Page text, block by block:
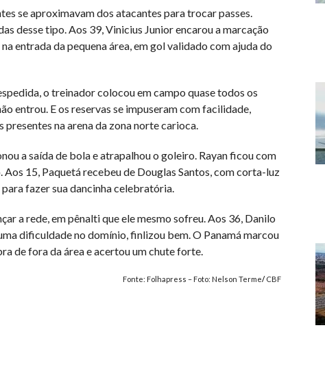
se aproximavam dos atacantes para trocar passes.
desse tipo. Aos 39, Vinicius Junior encarou a marcação
entrada da pequena área, em gol validado com ajuda do
o treinador colocou em campo quase todos os
entrou. E os reservas se impuseram com facilidade,
na arena da zona norte carioca.
a saída de bola e atrapalhou o goleiro. Rayan ficou com
15, Paquetá recebeu de Douglas Santos, com corta-luz
fazer sua dancinha celebratória.
a rede, em pênalti que ele mesmo sofreu. Aos 36, Danilo
dificuldade no domínio, finlizou bem. O Panamá marcou
de fora da área e acertou um chute forte.
Fonte: Folhapress – Foto: Nelson Terme/CBF